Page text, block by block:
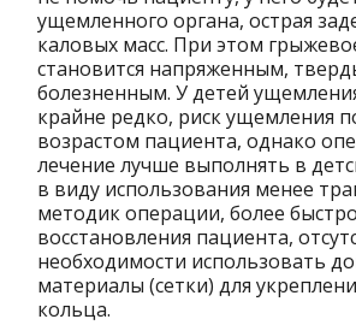
ущемленного органа, острая
каловых масс. При этом
становится напряженным,
болезненным. У детей
крайне редко, риск ущемления
возрастом пациента, однако
лечение лучше выполнять в
в виду использования менее
методик операции, более
восстановления пациента,
необходимости использовать
материалы (сетки) для
кольца.